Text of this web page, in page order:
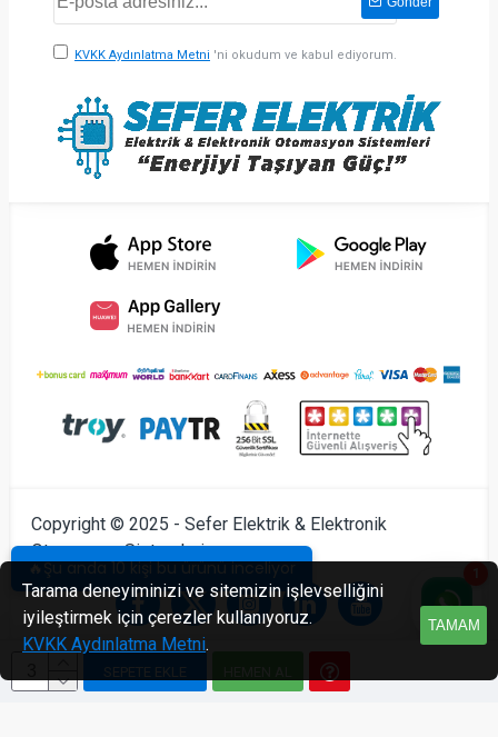
SEPETE EKLE
🔥Şu anda 10 kişi bu ürünü inceliyor
KVKK Aydınlatma Metni 'ni okudum ve kabul ediyorum.
Copyright © 2025 - Sefer Elektrik & Elektronik
Otomasyon Sistemleri
TAMAM
Tarama deneyiminizi ve sitemizin işlevselliğini
iyileştirmek için çerezler kullanıyoruz.
KVKK Aydınlatma Metni.